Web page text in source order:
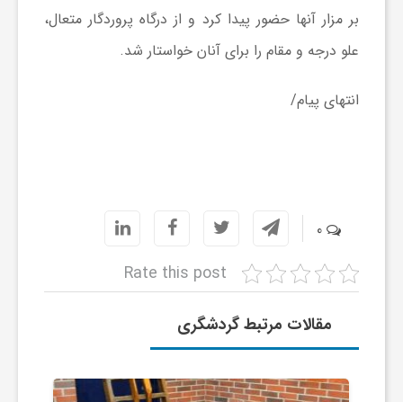
بر مزار آنها حضور پیدا کرد و از درگاه پروردگار متعال،
علو درجه و مقام را برای آنان خواستار شد.
انتهای پیام/
Rate this post
0
مقالات مرتبط گردشگری